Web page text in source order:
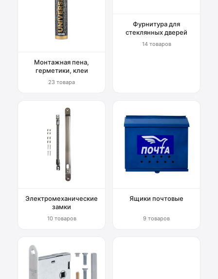
Монтажная пена,
герметики, клеи
23 товара
Фурнитура для
стеклянных дверей
14 товаров
Электромеханические
замки
10 товаров
Ящики почтовые
9 товаров